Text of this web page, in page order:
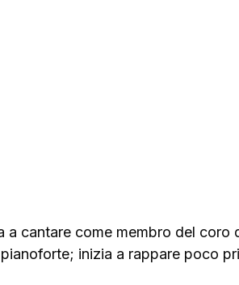
a cantare come membro del coro
inizia a rappare poco